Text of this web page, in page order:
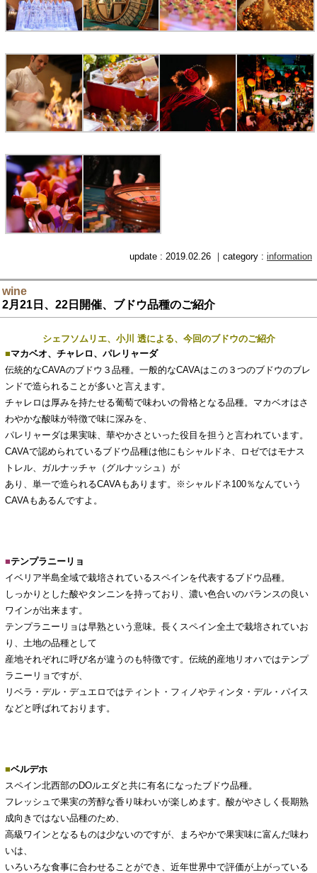
update : 2019.02.26 ｜category : information
wine
2月21日、22日開催、ブドウ品種のご紹介
シェフソムリエ、小川 透による、今回のブドウのご紹介
■マカベオ、チャレロ、パレリャーダ
伝統的なCAVAのブドウ３品種。一般的なCAVAはこの３つのブドウのブレ
ンドで造られることが多いと言えます。
チャレロは厚みを持たせる葡萄で味わいの骨格となる品種。マカベオはさ
わやかな酸味が特徴で味に深みを、
パレリャーダは果実味、華やかさといった役目を担うと言われています。
CAVAで認められているブドウ品種は他にもシャルドネ、ロゼではモナス
トレル、ガルナッチャ（グルナッシュ）が
あり、単一で造られるCAVAもあります。※シャルドネ100％なんていう
CAVAもあるんですよ。
■テンプラニーリョ
イベリア半島全域で栽培されているスペインを代表するブドウ品種。
しっかりとした酸やタンニンを持っており、濃い色合いのバランスの良い
ワインが出来ます。
テンプラニーリョは早熟という意味。長くスペイン全土で栽培されていお
り、土地の品種として
産地それぞれに呼び名が違うのも特徴です。伝統的産地リオハではテンプ
ラニーリョですが、
リベラ・デル・デュエロではティント・フィノやティンタ・デル・パイス
などと呼ばれております。
■ベルデホ
スペイン北西部のDOルエダと共に有名になったブドウ品種。
フレッシュで果実の芳醇な香り味わいが楽しめます。酸がやさしく長期熟
成向きではない品種のため、
高級ワインとなるものは少ないのですが、まろやかで果実味に富んだ味わ
いは、
いろいろな食事に合わせることができ、近年世界中で評価が上がっている